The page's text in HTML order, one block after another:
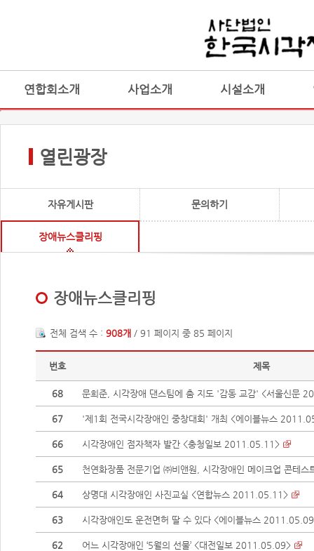
연합회소개 사업소개 시설소개
열린광장
자유게시판 문의하기
장애뉴스클리핑
장애뉴스클리핑
전체 검색 수 : 908개 / 91 페이지 중 85 페이지
번호 제목
68 문희준, 시각장애 댄스팀에 춤 지도 '감동 교감' <서울신문
67 '제1회 전국시각장애인 중창대회' 개최 <에이블뉴스
66 시각장애인 점자책자 발간 <충청일보 2011.05.11>
65 천연화장품 전문기업 ㈜비앤원, 시각장애인 메이크업 콘테스
64 상명대 시각장애인 사진교실 <연합뉴스 2011.05.11>
63 시각장애인도 운전면허 딸 수 있다 <에이블뉴스
62 어느 시각장애인 ‘5월의 선물’ <대전일보 2011.05.09>